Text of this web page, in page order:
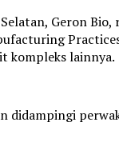
Geron
kompleks lainnya.
didampingi